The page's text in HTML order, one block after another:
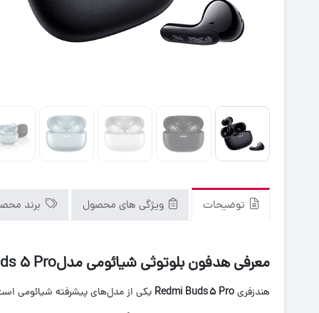
توضیحات ویژگی های محصول برند
معرفی هدفون بلوتوثی شیائومی مدلxiaomi Redmi Buds 5 Pro
هندزفریRedmi Buds 5 Pro